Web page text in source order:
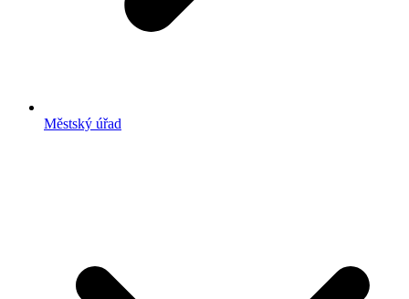
Městský úřad